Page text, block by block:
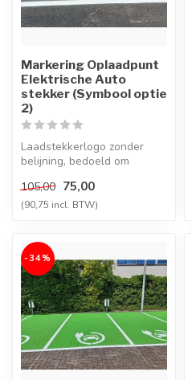
Markering Oplaadpunt
Elektrische Auto
stekker (Symbool optie
2)
Laadstekkerlogo zonder
belijning, bedoeld om
laadpla...
105,00 75,00
(90,75 incl. BTW)
-34%